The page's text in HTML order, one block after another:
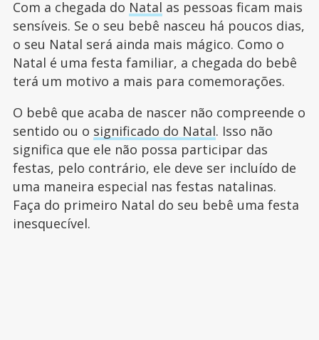
Com a chegada do Natal as pessoas ficam mais
sensíveis. Se o seu bebê nasceu há poucos dias,
o seu Natal será ainda mais mágico. Como o
Natal é uma festa familiar, a chegada do bebê
terá um motivo a mais para comemorações.
O bebê que acaba de nascer não compreende o
sentido ou o significado do Natal. Isso não
significa que ele não possa participar das
festas, pelo contrário, ele deve ser incluído de
uma maneira especial nas festas natalinas.
Faça do primeiro Natal do seu bebê uma festa
inesquecível.